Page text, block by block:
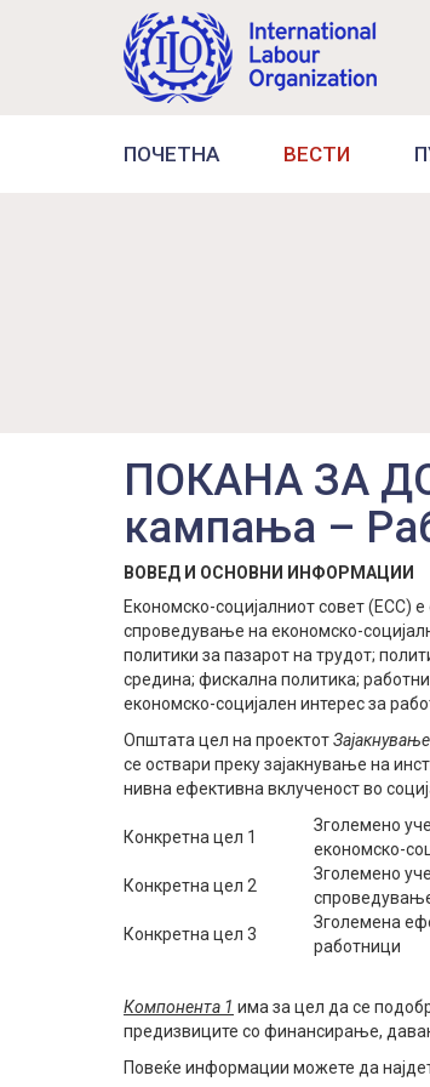
ПОЧЕТНА ВЕСТИ
ПОКАНА ЗА
кампања –
ВОВЕД И ОСНОВНИ ИНФОРМАЦИИ
Економско-социјалниот совет (ЕСС)
спроведување на економско-
политики за пазарот на трудот;
средина; фискална политика;
економско-социјален интерес за
Општата цел на проектот
се оствари преку зајакнување на
нивна ефективна вклученост во
Конкретна цел 1
Зголемено
економско-
Конкретна цел 2
Зголемено
Конкретна цел 3
Зголемена
работници
Компонента 1 има за цел да се
предизвиците со финансирање,
Повеќе информации можете да